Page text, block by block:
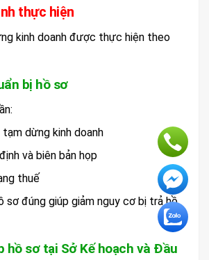
thực hiện
kinh doanh được thực hiện theo
bị hồ sơ
dừng kinh doanh
và biên bản họp
thuế
sơ đúng giúp giảm nguy cơ bị trả hồ
hồ sơ tại Sở Kế hoạch và Đầu